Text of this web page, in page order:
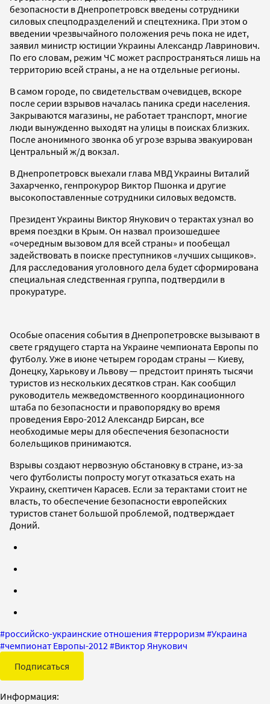
безопасности в Днепропетровск введены сотрудники
силовых спецподразделений и спецтехника. При этом о
введении чрезвычайного положения речь пока не идет,
заявил министр юстиции Украины Александр Лавринович.
По его словам, режим ЧС может распространяться лишь на
территорию всей страны, а не на отдельные регионы.
В самом городе, по свидетельствам очевидцев, вскоре
после серии взрывов началась паника среди населения.
Закрываются магазины, не работает транспорт, многие
люди вынужденно выходят на улицы в поисках близких.
После анонимного звонка об угрозе взрыва эвакуирован
Центральный ж/д вокзал.
В Днепропетровск выехали глава МВД Украины Виталий
Захарченко, генпрокурор Виктор Пшонка и другие
высокопоставленные сотрудники силовых ведомств.
Президент Украины Виктор Янукович о терактах узнал во
время поездки в Крым. Он назвал произошедшее
«очередным вызовом для всей страны» и пообещал
задействовать в поиске преступников «лучших сыщиков».
Для расследования уголовного дела будет сформирована
специальная следственная группа, подтвердили в
прокуратуре.
Особые опасения события в Днепропетровске вызывают в
свете грядущего старта на Украине чемпионата Европы по
футболу. Уже в июне четырем городам страны — Киеву,
Донецку, Харькову и Львову — предстоит принять тысячи
туристов из нескольких десятков стран. Как сообщил
руководитель межведомственного координационного
штаба по безопасности и правопорядку во время
проведения Евро-2012 Александр Бирсан, все
необходимые меры для обеспечения безопасности
болельщиков принимаются.
Взрывы создают нервозную обстановку в стране, из-за
чего футболисты попросту могут отказаться ехать на
Украину, скептичен Карасев. Если за терактами стоит не
власть, то обеспечение безопасности европейских
туристов станет большой проблемой, подтверждает
Доний.
#российско-украинские отношения #терроризм #Украина
#чемпионат Европы-2012 #Виктор Янукович
Подписаться
Информация: